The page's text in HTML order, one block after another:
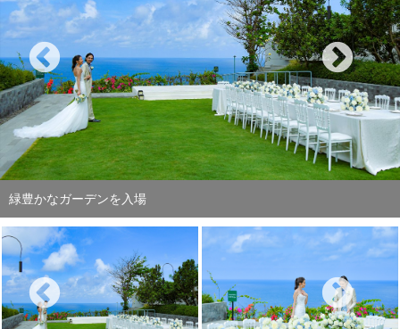
ガーデン・パーティー会場テーブル